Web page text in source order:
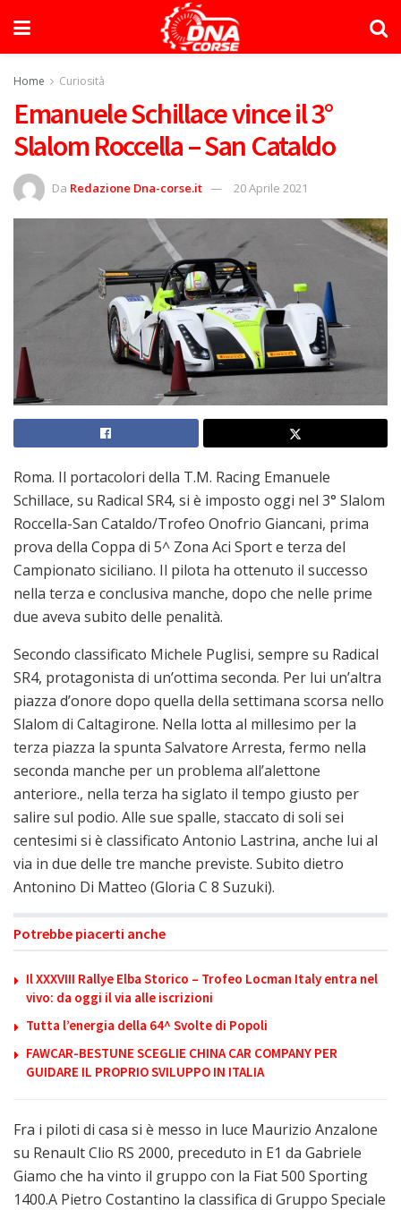
Home Curiosità
Emanuele Schillace vince il 3°
Slalom Roccella – San Cataldo
Da Redazione Dna-corse.it 20 Aprile 2021
Roma. Il portacolori della T.M. Racing Emanuele
Schillace, su Radical SR4, si è imposto oggi nel 3° Slalom
Roccella-San Cataldo/Trofeo Onofrio Giancani, prima
prova della Coppa di 5^ Zona Aci Sport e terza del
Campionato siciliano. Il pilota ha ottenuto il successo
nella terza e conclusiva manche, dopo che nelle prime
due aveva subito delle penalità.
Secondo classificato Michele Puglisi, sempre su Radical
SR4, protagonista di un’ottima seconda. Per lui un’altra
piazza d’onore dopo quella della settimana scorsa nello
Slalom di Caltagirone. Nella lotta al millesimo per la
terza piazza la spunta Salvatore Arresta, fermo nella
seconda manche per un problema all’alettone
anteriore., nella terza ha siglato il tempo giusto per
salire sul podio. Alle sue spalle, staccato di soli sei
centesimi si è classificato Antonio Lastrina, anche lui al
via in due delle tre manche previste. Subito dietro
Antonino Di Matteo (Gloria C 8 Suzuki).
Potrebbe piacerti anche
Il XXXVIII Rallye Elba Storico – Trofeo Locman Italy entra nel
vivo: da oggi il via alle iscrizioni
Tutta l’energia della 64^ Svolte di Popoli
FAWCAR-BESTUNE SCEGLIE CHINA CAR COMPANY PER
GUIDARE IL PROPRIO SVILUPPO IN ITALIA
Fra i piloti di casa si è messo in luce Maurizio Anzalone
su Renault Clio RS 2000, preceduto in E1 da Gabriele
Giamo che ha vinto il gruppo con la Fiat 500 Sporting
1400.A Pietro Costantino la classifica di Gruppo Speciale